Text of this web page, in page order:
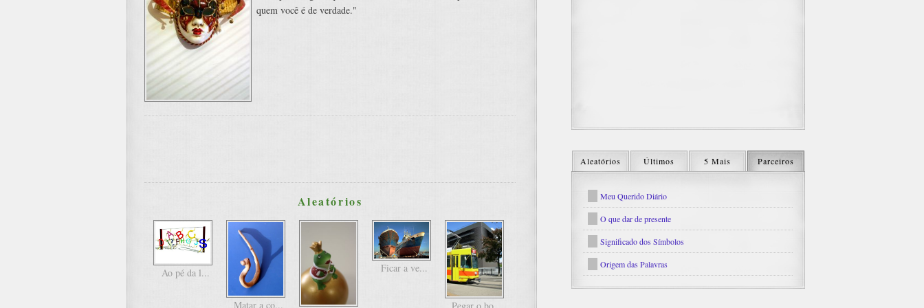
quem você é de verdade."
Aleatórios
Ao pé da l...
Matar a co...
Ficar a ve...
Aleatórios Últimos 5 Mais Parceiros
Meu Querido Diário
O que dar de presente
Significado dos Símbolos
Origem das Palavras